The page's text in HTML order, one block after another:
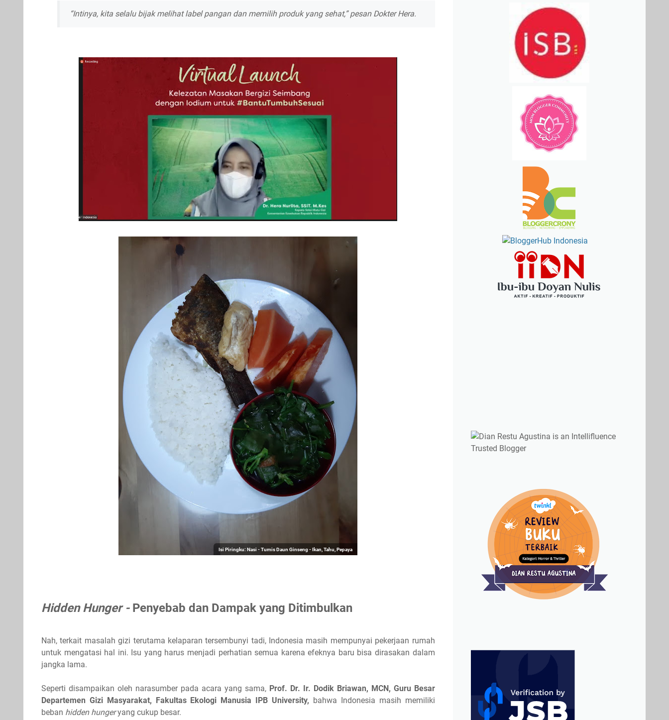
“Intinya, kita selalu bijak melihat label pangan dan memilih produk yang sehat,” pesan Dokter Hera.
Isi Piringku: Nasi - Tumis Daun Ginseng - Ikan, Tahu, Pepaya
Hidden Hunger -Penyebab dan Dampak yang Ditimbulkan
Nah, terkait masalah gizi terutama kelaparan tersembunyi tadi, Indonesia masih mempunyai pekerjaan rumah
untuk mengatasi hal ini. Isu yang harus menjadi perhatian semua karena efeknya baru bisa dirasakan dalam
jangka lama.
Seperti disampaikan oleh narasumber pada acara yang sama, Prof. Dr. Ir. Dodik Briawan, MCN, Guru Besar
Departemen Gizi Masyarakat, Fakultas Ekologi Manusia IPB University, bahwa Indonesia masih memiliki
beban hidden hungeryang cukup besar.